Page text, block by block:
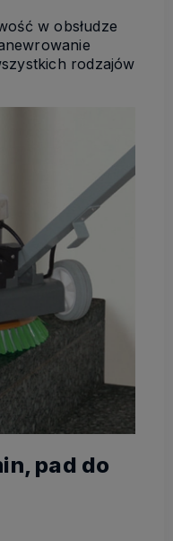
w obsłudze
rodzajów
pad do